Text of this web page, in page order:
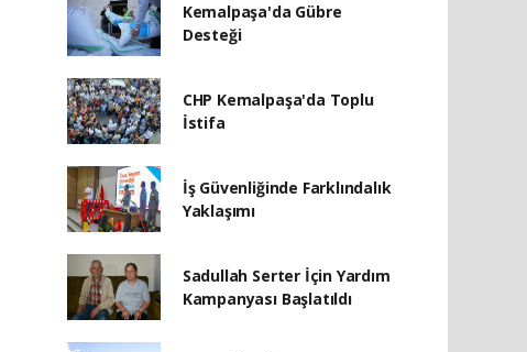
Kemalpaşa'da Gübre
Desteği
CHP Kemalpaşa'da Toplu
İstifa
İş Güvenliğinde Farklındalık
Yaklaşımı
Sadullah Serter İçin Yardım
Kampanyası Başlatıldı